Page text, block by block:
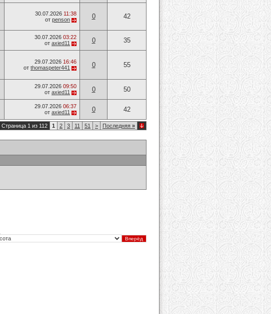
30.07.2026 11:38
от penson 0 42
30.07.2026 03:22
от axied11 0 35
29.07.2026 16:46
от thomaspeter441 0 55
29.07.2026 09:50
от axied11 0 50
29.07.2026 06:37
от axied11 0 42
Страница 1 из 112 1 2 3 11 51 > Последняя »